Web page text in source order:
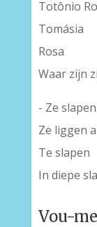
Totônio
Tomásia
Rosa
Waar zijn
- Ze
Ze liggen
Te slapen
In diepe
Vou-